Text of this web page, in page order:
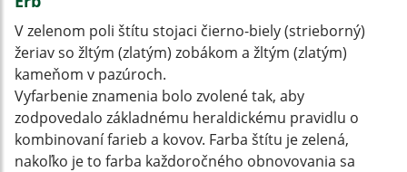
V zelenom poli štítu stojaci čierno-biely (strieborný)
žeriav so žltým (zlatým) zobákom a žltým (zlatým)
kameňom v pazúroch.
Vyfarbenie znamenia bolo zvolené tak, aby
zodpovedalo základnému heraldickému pravidlu o
kombinovaní farieb a kovov. Farba štítu je zelená,
nakoľko je to farba každoročného obnovovania sa